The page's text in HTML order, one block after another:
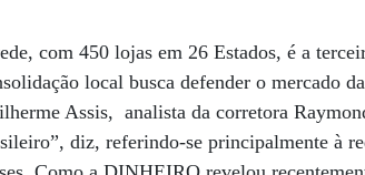
com 450 lojas em 26 Estados, é a
local busca defender o mercado
Assis, analista da corretora
diz, referindo-se principalmente à